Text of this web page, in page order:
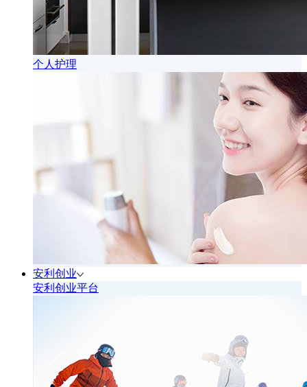
个人护理
安利创业
安利创业平台